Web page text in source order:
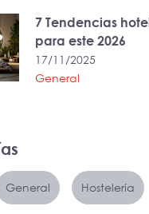
7 Tendencias
para este 2026
17/11/2025
General
General Hostelería